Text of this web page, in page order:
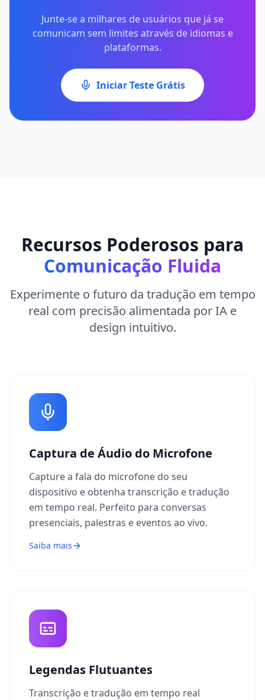
Junte-se a milhares de usuários que já se
comunicam sem limites através de idiomas e
plataformas.
Iniciar Teste Grátis
Recursos Poderosos para
Comunicação Fluida
Experimente o futuro da tradução em tempo
real com precisão alimentada por IA e
design intuitivo.
Captura de Áudio do Microfone
Capture a fala do microfone do seu
dispositivo e obtenha transcrição e tradução
em tempo real. Perfeito para conversas
presenciais, palestras e eventos ao vivo.
Saiba mais
Legendas Flutuantes
Transcrição e tradução em tempo real